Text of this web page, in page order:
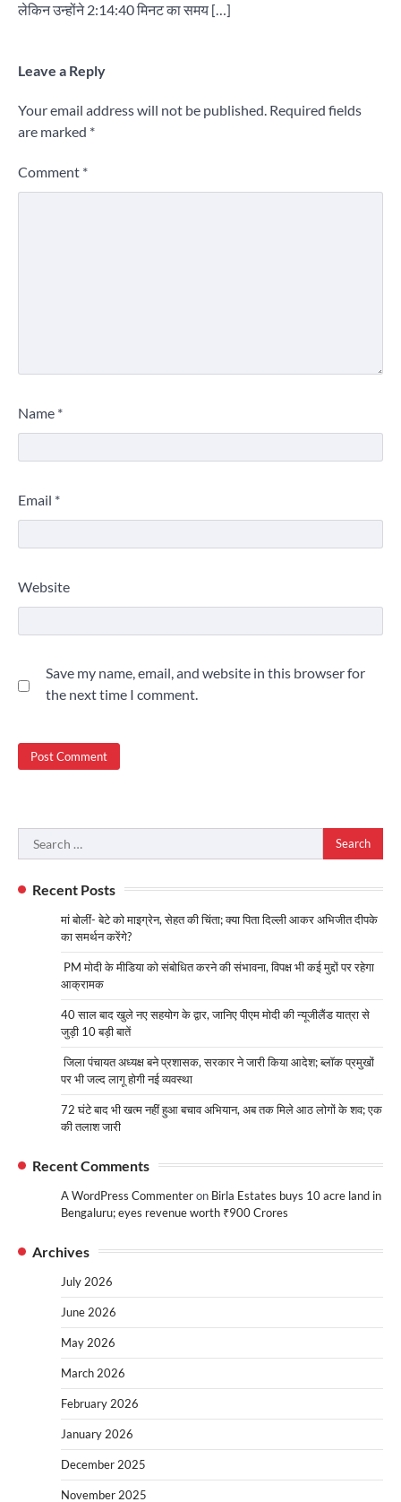
लेकिन उन्होंने 2:14:40 मिनट का समय […]
Leave a Reply
Your email address will not be published. Required fields
are marked *
Comment *
Name *
Email *
Website
Save my name, email, and website in this browser for
the next time I comment.
Search
for:
Recent Posts
मां बोलीं- बेटे को माइग्रेन, सेहत की चिंता; क्या पिता दिल्ली आकर अभिजीत दीपके
का समर्थन करेंगे?
PM मोदी के मीडिया को संबोधित करने की संभावना, विपक्ष भी कई मुद्दों पर रहेगा
आक्रामक
40 साल बाद खुले नए सहयोग के द्वार, जानिए पीएम मोदी की न्यूजीलैंड यात्रा से
जुड़ी 10 बड़ी बातें
जिला पंचायत अध्यक्ष बने प्रशासक, सरकार ने जारी किया आदेश; ब्लॉक प्रमुखों
पर भी जल्द लागू होगी नई व्यवस्था
72 घंटे बाद भी खत्म नहीं हुआ बचाव अभियान, अब तक मिले आठ लोगों के शव; एक
की तलाश जारी
Recent Comments
A WordPress Commenteron Birla Estates buys 10 acre land in
Bengaluru; eyes revenue worth ₹900 Crores
Archives
July 2026
June 2026
May 2026
March 2026
February 2026
January 2026
December 2025
November 2025